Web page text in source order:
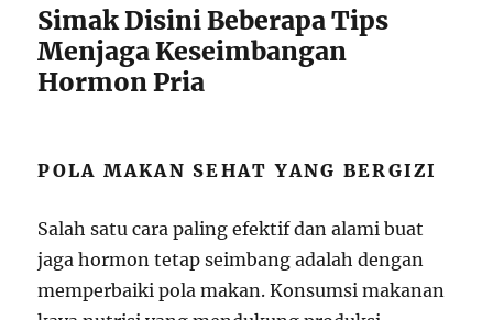
Simak Disini Beberapa Tips
Menjaga Keseimbangan
Hormon Pria
POLA MAKAN SEHAT YANG BERGIZI
Salah satu cara paling efektif dan alami buat
jaga hormon tetap seimbang adalah dengan
memperbaiki pola makan. Konsumsi makanan